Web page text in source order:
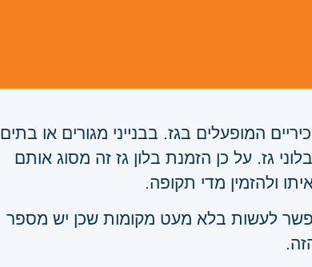
המופעלים בגז. בבנייני מגורים או בתים
גז. על כן הזמנת בלון גז זה מסוג אותם
ולהזמין מדי תקופה.
לעשות בלא מעט מקומות שכן יש מספר